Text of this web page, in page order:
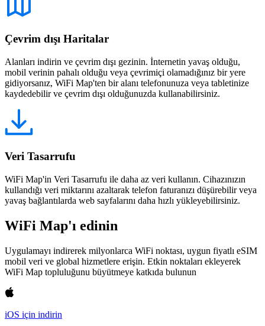
Çevrim dışı Haritalar
Alanları indirin ve çevrim dışı gezinin. İnternetin yavaş olduğu,
mobil verinin pahalı olduğu veya çevrimiçi olamadığınız bir yere
gidiyorsanız, WiFi Map'ten bir alanı telefonunuza veya tabletinize
kaydedebilir ve çevrim dışı olduğunuzda kullanabilirsiniz.
Veri Tasarrufu
WiFi Map'in Veri Tasarrufu ile daha az veri kullanın. Cihazınızın
kullandığı veri miktarını azaltarak telefon faturanızı düşürebilir veya
yavaş bağlantılarda web sayfalarını daha hızlı yükleyebilirsiniz.
WiFi Map'ı edinin
Uygulamayı indirerek milyonlarca WiFi noktası, uygun fiyatlı eSIM
mobil veri ve global hizmetlere erişin. Etkin noktaları ekleyerek
WiFi Map topluluğunu büyütmeye katkıda bulunun
iOS için indirin